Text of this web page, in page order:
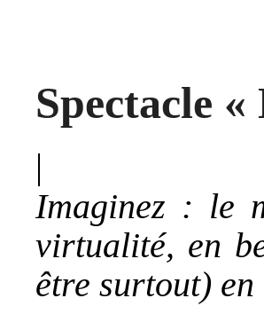
Spectacle
|
Imaginez : le
virtualité, en
être surtout)